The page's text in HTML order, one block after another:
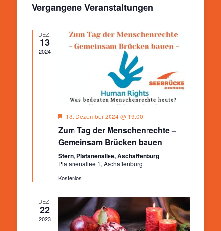
Navigation
wählen.
Vergangene Veranstaltungen
DEZ.
13
2024
Hervorgehoben
13. Dezember 2024 @ 19:00
Zum Tag der Menschenrechte –
Gemeinsam Brücken bauen
Stern, Platanenallee, Aschaffenburg
Platanenallee 1, Aschaffenburg
Kostenlos
DEZ.
22
2023